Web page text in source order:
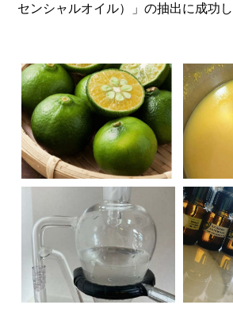
センシャルオイル）」の抽出に成功し